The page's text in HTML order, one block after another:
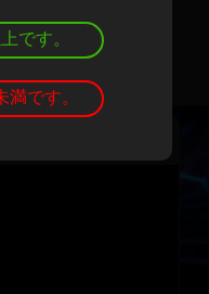
ムを遊ぼう
ログイン
です。
満です。